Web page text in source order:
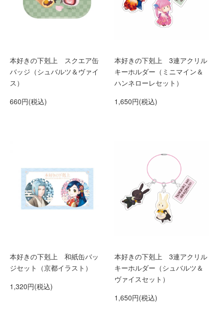
本好きの下剋上 スクエア缶
バッジ（シュバルツ＆ヴァイ
ス）
660円(税込)
本好きの下剋上 3連アクリル
キーホルダー（ミニマイン＆
ハンネローレセット）
1,650円(税込)
本好きの下剋上 和紙缶バッ
ジセット（京都イラスト）
1,320円(税込)
本好きの下剋上 3連アクリル
キーホルダー（シュバルツ＆
ヴァイスセット）
1,650円(税込)